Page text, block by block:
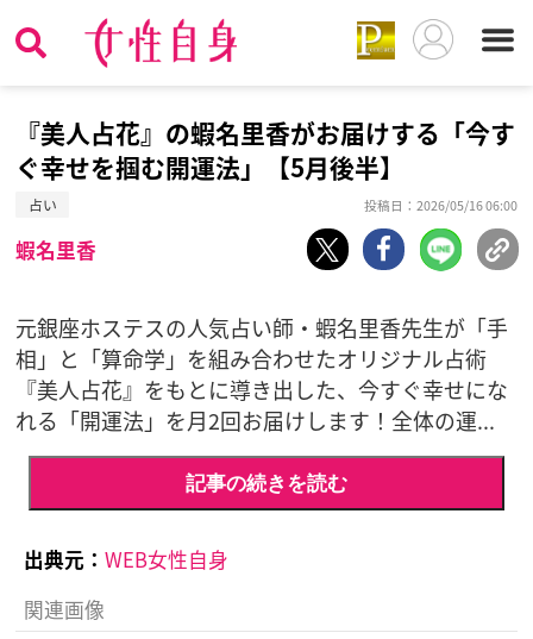
『美人占花』の蝦名里香がお届けする「今す
ぐ幸せを掴む開運法」【5月後半】
占い 投稿日：2026/05/16 06:00
蝦名里香
元銀座ホステスの人気占い師・蝦名里香先生が「手
相」と「算命学」を組み合わせたオリジナル占術
『美人占花』をもとに導き出した、今すぐ幸せにな
れる「開運法」を月2回お届けします！全体の運...
記事の続きを読む
出典元： WEB女性自身
関連画像